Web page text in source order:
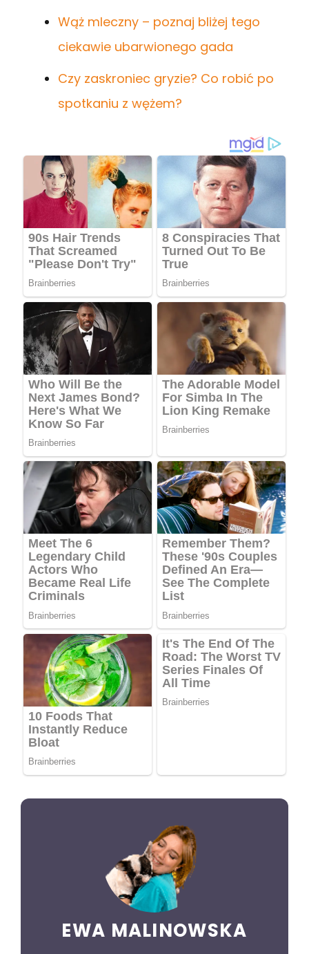
Wąż mleczny – poznaj bliżej tego
ciekawie ubarwionego gada
Czy zaskroniec gryzie? Co robić po
spotkaniu z wężem?
EWA MALINOWSKA